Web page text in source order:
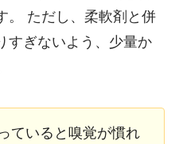
。 ただし、柔軟剤と併
すぎないよう、少量か
ていると嗅覚が慣れ